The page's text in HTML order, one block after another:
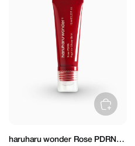
haruharu wonder Rose PDRN